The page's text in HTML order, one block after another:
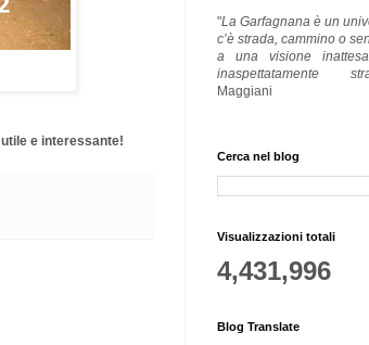
utile e interessante!
"La Garfagnana è un
c’è strada, cammino o
a una visione
inaspettatamente
Maggiani
Cerca nel blog
Visualizzazioni totali
4,431,996
Blog Translate